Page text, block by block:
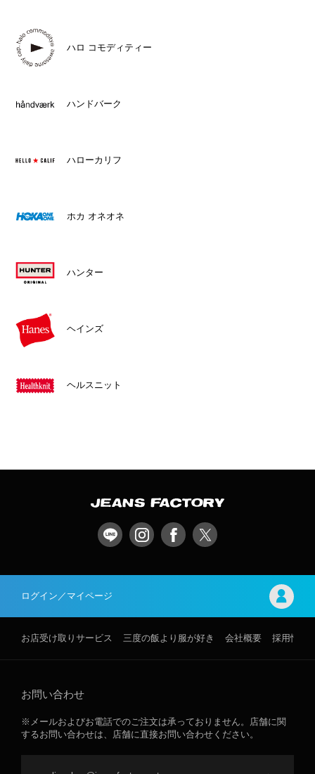
ハロ コモディティー
ハンドバーク
ハローカリフ
ホカ オネオネ
ハンター
ヘインズ
ヘルスニット
ログイン／マイページ
お店受け取りサービス 三度の飯より服が好き 会社概要 採用情報
お問い合わせ
※メールおよびお電話でのご注文は承っておりません。店舗に関
するお問い合わせは、店舗に直接お問い合わせください。